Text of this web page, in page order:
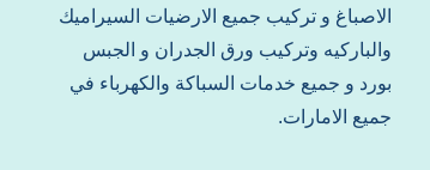
الاصباغ و تركيب جميع الارضيات السيراميك
والباركيه وتركيب ورق الجدران و الجبس
بورد و جميع خدمات السباكة والكهرباء في
جميع الامارات.